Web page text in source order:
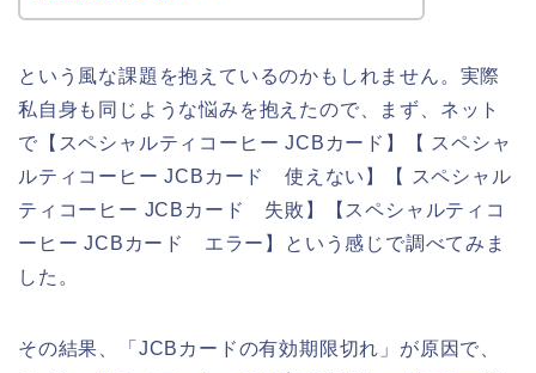
という風な課題を抱えているのかもしれません。実際
私自身も同じような悩みを抱えたので、まず、ネット
で【スペシャルティコーヒー JCBカード】【 スペシャ
ルティコーヒー JCBカード 使えない】【 スペシャル
ティコーヒー JCBカード 失敗】【スペシャルティコ
ーヒー JCBカード エラー】という感じで調べてみま
した。
その結果、「JCBカードの有効期限切れ」が原因で、